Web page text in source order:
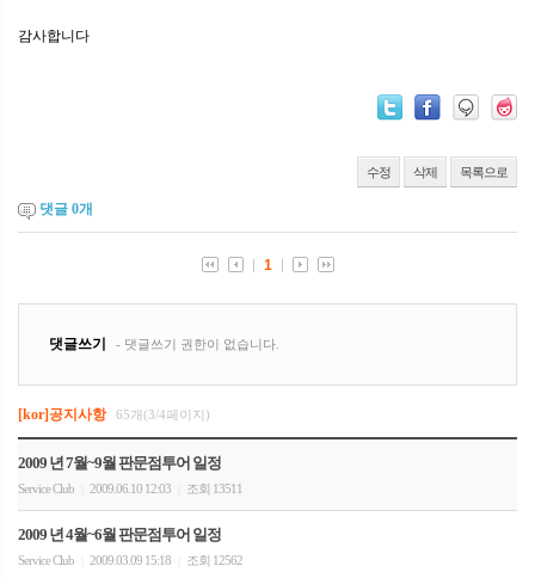
감사합니다
수정 삭제 목록으로
댓글 0개
[kor]공지사항 65개(3/4페이지)
2009 년 7월~9월 판문점투어 일정
Service Club 2009.06.10 12:03 조회 13511
2009 년 4월~6월 판문점투어 일정
Service Club 2009.03.09 15:18 조회 12562